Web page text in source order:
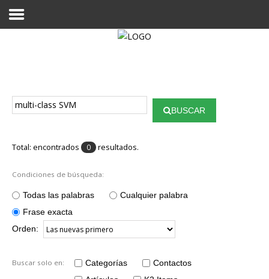
BUSCAR
Total: encontrados 0 resultados.
Condiciones de búsqueda:
Todas las palabras
Cualquier palabra
Frase exacta
Orden:
Buscar solo en: Categorías
Contactos